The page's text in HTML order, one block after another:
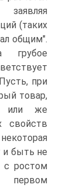
(таких
общим".
грубое
при
товар,
или же
свойств
и быть не
с ростом